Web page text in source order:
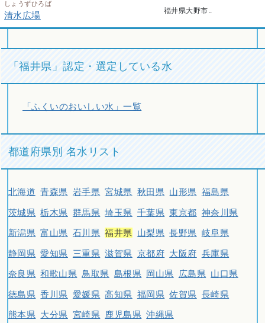
しょうずひろば
清水広場 福井県大野市..
「福井県」認定・選定している水
「ふくいのおいしい水」一覧
都道府県別 名水リスト
北海道 青森県 岩手県 宮城県 秋田県 山形県 福島県
茨城県 栃木県 群馬県 埼玉県 千葉県 東京都 神奈川県
新潟県 富山県 石川県 福井県 山梨県 長野県 岐阜県
静岡県 愛知県 三重県 滋賀県 京都府 大阪府 兵庫県
奈良県 和歌山県 鳥取県 島根県 岡山県 広島県 山口県
徳島県 香川県 愛媛県 高知県 福岡県 佐賀県 長崎県
熊本県 大分県 宮崎県 鹿児島県 沖縄県